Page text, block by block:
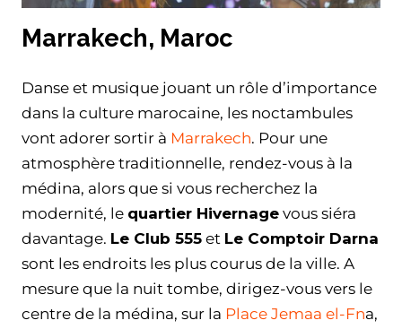
Marrakech, Maroc
Danse et musique jouant un rôle d’importance
dans la culture marocaine, les noctambules
vont adorer sortir à Marrakech. Pour une
atmosphère traditionnelle, rendez-vous à la
médina, alors que si vous recherchez la
modernité, le quartier Hivernage vous siéra
davantage. Le Club 555 et Le Comptoir Darna
sont les endroits les plus courus de la ville. A
mesure que la nuit tombe, dirigez-vous vers le
centre de la médina, sur la Place Jemaa el-Fna,